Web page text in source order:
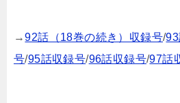
→92話（18巻の続き）収録号/
号/95話収録号/96話収録号/97話